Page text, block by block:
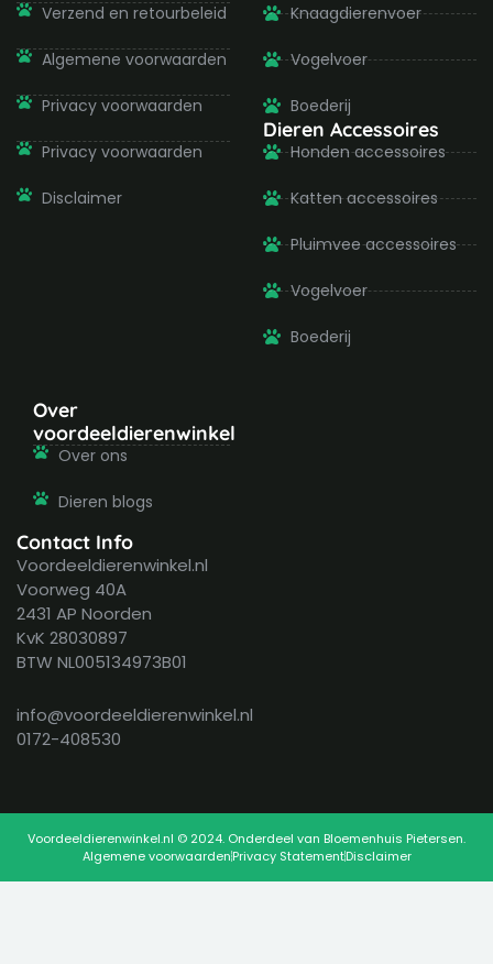
Verzend en retourbeleid
Algemene voorwaarden
Privacy voorwaarden
Privacy voorwaarden
Disclaimer
Knaagdierenvoer
Vogelvoer
Boederij
Dieren Accessoires
Honden accessoires
Katten accessoires
Pluimvee accessoires
Vogelvoer
Boederij
Over
voordeeldierenwinkel
Over ons
Dieren blogs
Contact Info
Voordeeldierenwinkel.nl
Voorweg 40A
2431 AP Noorden
KvK 28030897
BTW NL005134973B01
info@voordeeldierenwinkel.nl
0172-408530
Voordeeldierenwinkel.nl © 2024. Onderdeel van Bloemenhuis Pietersen.
Algemene voorwaardenPrivacy StatementDisclaimer